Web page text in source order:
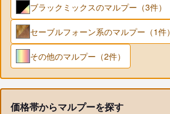
ブラックミックスのマルプー（3件）
セーブルフォーン系のマルプー（1件）
その他のマルプー（2件）
価格帯からマルプーを探す